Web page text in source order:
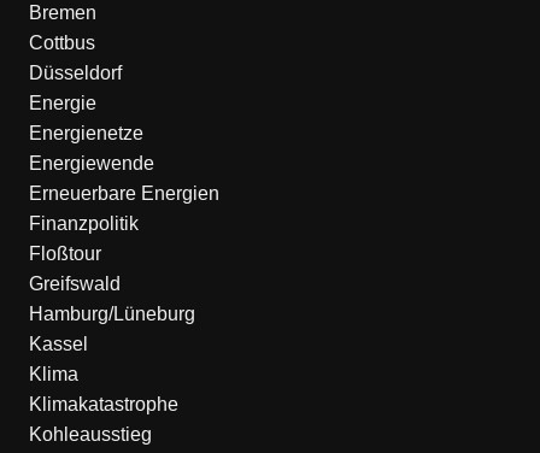
Bremen
Cottbus
Düsseldorf
Energie
Energienetze
Energiewende
Erneuerbare Energien
Finanzpolitik
Floßtour
Greifswald
Hamburg/Lüneburg
Kassel
Klima
Klimakatastrophe
Kohleausstieg